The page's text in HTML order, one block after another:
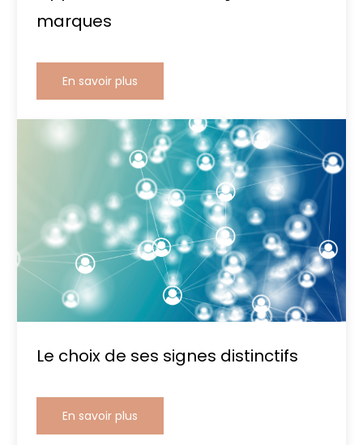
marques
En savoir plus
Le choix de ses signes distinctifs
En savoir plus